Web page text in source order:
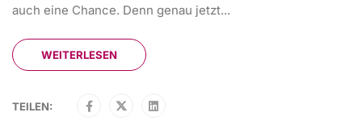
auch eine Chance. Denn genau jetzt...
WEITERLESEN
TEILEN: